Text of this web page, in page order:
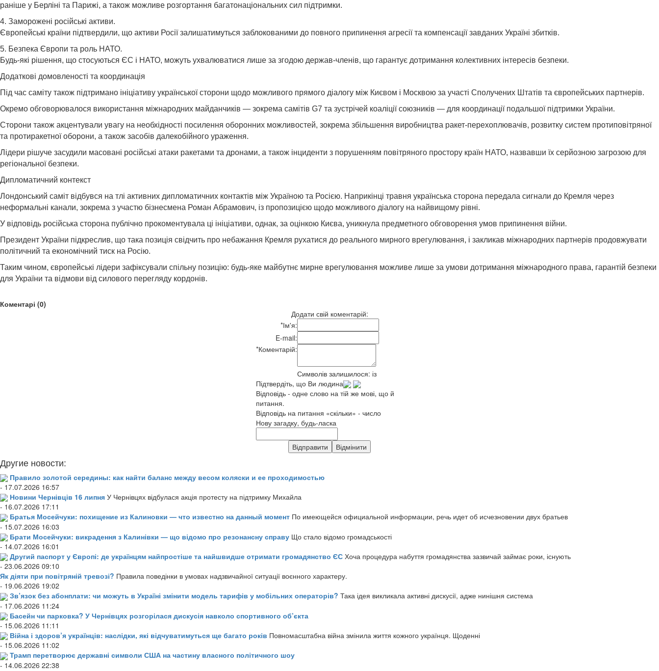
раніше у Берліні та Парижі, а також можливе розгортання багатонаціональних сил підтримки.
4. Заморожені російські активи.
Європейські країни підтвердили, що активи Росії залишатимуться заблокованими до повного припинення агресії та компенсації завданих Україні збитків.
5. Безпека Європи та роль НАТО.
Будь-які рішення, що стосуються ЄС і НАТО, можуть ухвалюватися лише за згодою держав-членів, що гарантує дотримання колективних інтересів безпеки.
Додаткові домовленості та координація
Під час саміту також підтримано ініціативу української сторони щодо можливого прямого діалогу між Києвом і Москвою за участі Сполучених Штатів та європейських партнерів.
Окремо обговорювалося використання міжнародних майданчиків — зокрема самітів G7 та зустрічей коаліції союзників — для координації подальшої підтримки України.
Сторони також акцентували увагу на необхідності посилення оборонних можливостей, зокрема збільшення виробництва ракет-перехоплювачів, розвитку систем протиповітряної
та протиракетної оборони, а також засобів далекобійного ураження.
Лідери рішуче засудили масовані російські атаки ракетами та дронами, а також інциденти з порушенням повітряного простору країн НАТО, назвавши їх серйозною загрозою для
регіональної безпеки.
Дипломатичний контекст
Лондонський саміт відбувся на тлі активних дипломатичних контактів між Україною та Росією. Наприкінці травня українська сторона передала сигнали до Кремля через
неформальні канали, зокрема з участю бізнесмена Роман Абрамович, із пропозицією щодо можливого діалогу на найвищому рівні.
У відповідь російська сторона публічно прокоментувала ці ініціативи, однак, за оцінкою Києва, уникнула предметного обговорення умов припинення війни.
Президент України підкреслив, що така позиція свідчить про небажання Кремля рухатися до реального мирного врегулювання, і закликав міжнародних партнерів продовжувати
політичний та економічний тиск на Росію.
Таким чином, європейські лідери зафіксували спільну позицію: будь-яке майбутнє мирне врегулювання можливе лише за умови дотримання міжнародного права, гарантій безпеки
для України та відмови від силового перегляду кордонів.
Коментарі (0)
Додати свій коментарій:
*Ім'я:
E-mail:
*Коментарій:
Символів залишилося: із
Підтвердіть, що Ви людина
Відповідь - одне слово на тій же мові, що й
питання.
Відповідь на питання «скільки» - число
Нову загадку, будь-ласка
Другие новости:
Правило золотой середины: как найти баланс между весом коляски и ее проходимостью
- 17.07.2026 16:57
Новини Чернівців 16 липня У Чернівцях відбулася акція протесту на підтримку Михайла
- 16.07.2026 17:11
Братья Мосейчуки: похищение из Калиновки — что известно на данный момент По имеющейся официальной информации, речь идет об исчезновении двух братьев
- 15.07.2026 16:03
Брати Мосейчуки: викрадення з Калинівки — що відомо про резонансну справу Що стало відомо громадськості
- 14.07.2026 16:01
Другий паспорт у Європі: де українцям найпростіше та найшвидше отримати громадянство ЄС Хоча процедура набуття громадянства зазвичай займає роки, існують
- 23.06.2026 09:10
Як діяти при повітряній тревозі? Правила поведінки в умовах надзвичайної ситуації воєнного характеру.
- 19.06.2026 19:02
Зв’язок без абонплати: чи можуть в Україні змінити модель тарифів у мобільних операторів? Така ідея викликала активні дискусії, адже нинішня система
- 17.06.2026 11:24
Басейн чи парковка? У Чернівцях розгорілася дискусія навколо спортивного об’єкта
- 15.06.2026 11:11
Війна і здоров’я українців: наслідки, які відчуватимуться ще багато років Повномасштабна війна змінила життя кожного українця. Щоденні
- 15.06.2026 11:02
Трамп перетворює державні символи США на частину власного політичного шоу
- 14.06.2026 22:38